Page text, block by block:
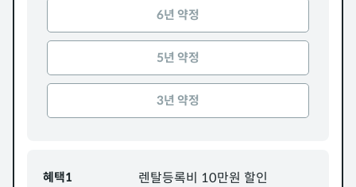
6년 약정
5년 약정
3년 약정
혜택1 렌탈등록비 10만원 할인